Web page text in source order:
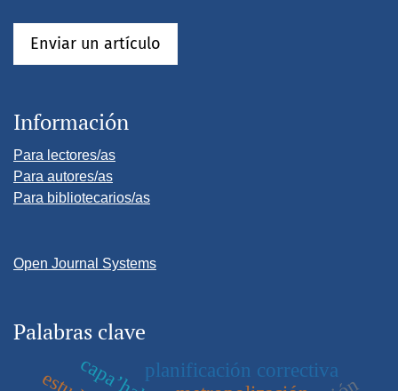
Enviar un artículo
Información
Para lectores/as
Para autores/as
Para bibliotecarios/as
Open Journal Systems
Palabras clave
planificación correctiva